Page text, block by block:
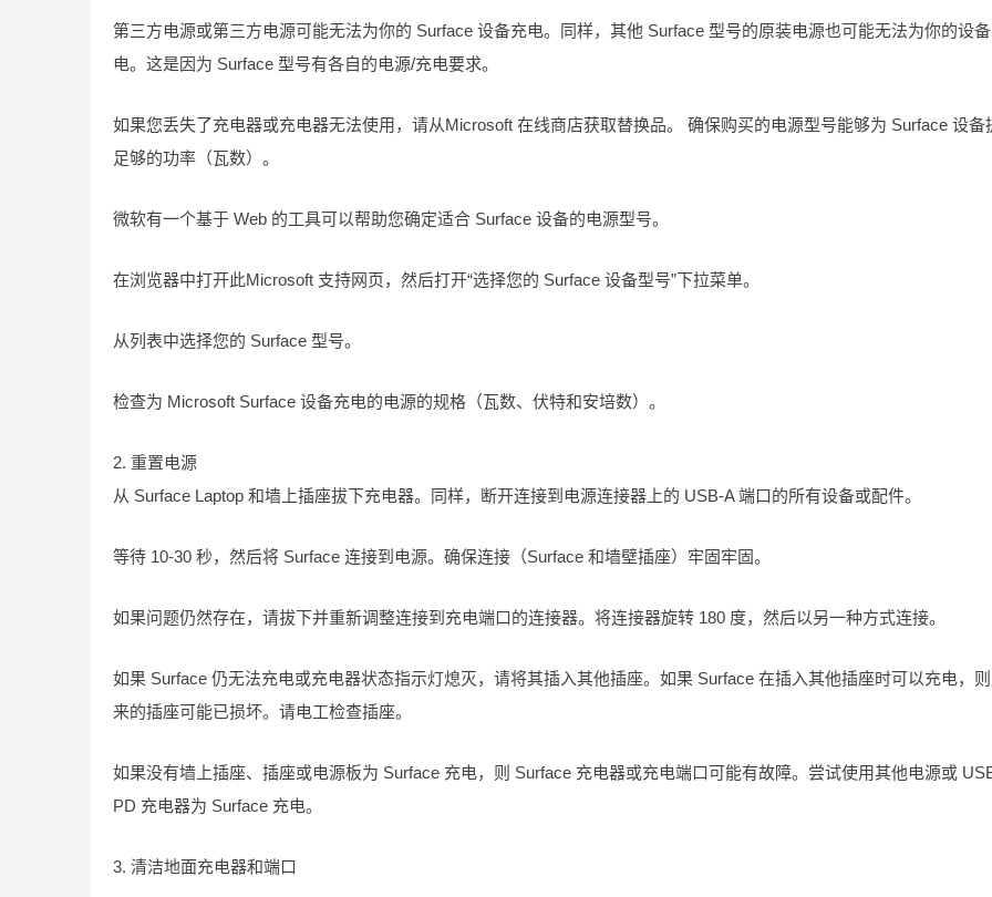
第三方电源或第三方电源可能无法为你的 Surface 设备充电。同样，其他 Surface 型号的原装电源也可能无法为你的设
电。这是因为 Surface 型号有各自的电源/充电要求。
如果您丢失了充电器或充电器无法使用，请从Microsoft 在线商店获取替换品。 确保购买的电源型号能够为 Surface 设备
足够的功率（瓦​​数）。
微软有一个基于 Web 的工具可以帮助您确定适合 Surface 设备的电源型号。
在浏览器中打开此Microsoft 支持网页，然后打开“选择您的 Surface 设备型号”下拉菜单。
从列表中选择您的 Surface 型号。
检查为 Microsoft Surface 设备充电的电源的规格（瓦数、伏特和安培数）。
2. 重置电源
从 Surface Laptop 和墙上插座拔下充电器。同样，断开连接到电源连接器上的 USB-A 端口的所有设备或配件。
等待 10-30 秒，然后将 Surface 连接到电源。确保连接（Surface 和墙壁插座）牢固牢固。
如果问题仍然存在，请拔下并重新调整连接到充电端口的连接器。将连接器旋转 180 度，然后以另一种方式连接。
如果 Surface 仍无法充电或充电器状态指示灯熄灭，请将其插入其他插座。如果 Surface 在插入其他插座时可以充电，
来的插座可能已损坏。请电工检查插座。
如果没有墙上插座、插座或电源板为 Surface 充电，则 Surface 充电器或充电端口可能有故障。尝试使用其他电源或
PD 充电器为 Surface 充电。
3. 清洁地面充电器和端口